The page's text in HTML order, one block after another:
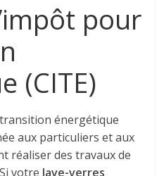
pour
(CITE)
énergétique
aux particuliers et aux
réaliser des travaux de
votre lave-verres